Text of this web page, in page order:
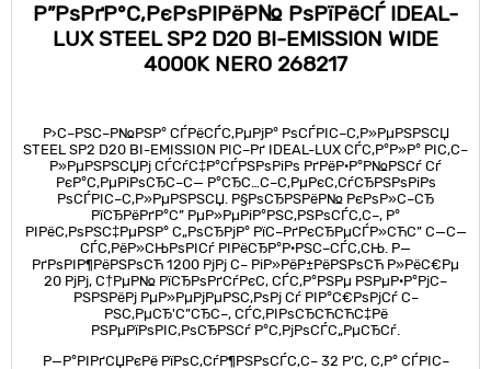
Р”РѕРґР°С‚РєРѕРІРёР№ РѕРїРёСЃ IDEAL-
LUX STEEL SP2 D20 BI-EMISSION WIDE
4000K NERO 268217
Р›С–РЅС–Р№РЅР° СЃРёСЃС‚РµРјР° РѕСЃРІС–С‚Р»РµРЅРЅСЏ
STEEL SP2 D20 BI-EMISSION РІС–Рґ IDEAL-LUX СЃС‚Р°Р»Р° РІС‚С–
Р»РµРЅРЅСЏРј СЃСѓС‡Р°СЃРЅРѕРіРѕ РґРёР·Р°Р№РЅСѓ Сѓ
РєР°С‚РµРіРѕСЂС–С— Р°СЂС…С–С‚РµРєС‚СѓСЂРЅРѕРіРѕ
РѕСЃРІС–С‚Р»РµРЅРЅСЏ. Р§РѕСЂРЅРёР№ РєРѕР»С–СЂ
РїСЂРёРґР°С” РµР»РµРіР°РЅС‚РЅРѕСЃС‚С–, Р°
РІРёС‚РѕРЅС‡РµРЅР° С„РѕСЂРјР° РїС–РґРєСЂРµСЃР»СЋС” С—С—
СЃС‚РёР»СЊРѕРІСѓ РІРёСЂР°Р·РЅС–СЃС‚СЊ. Р—
РґРѕРІР¶РёРЅРѕСЋ 1200 РјРј С– РіР»РёР±РёРЅРѕСЋ Р»РёС€Рµ
20 РјРј, С†РµР№ РїСЂРѕРґСѓРєС‚ СЃС‚Р°РЅРµ РЅРµР·Р°РјС–
РЅРЅРёРј РµР»РµРјРµРЅС‚РѕРј Сѓ РІР°С€РѕРјСѓ С–
РЅС‚РµСЂ'С”СЂС–, СЃС‚РІРѕСЂСЋСЋС‡Рё
РЅРµРїРѕРІС‚РѕСЂРЅСѓ Р°С‚РјРѕСЃС„РµСЂСѓ.
Р—Р°РІРґСЏРєРё РїРѕС‚СѓР¶РЅРѕСЃС‚С– 32 Р’С‚ С‚Р° СЃРІС–